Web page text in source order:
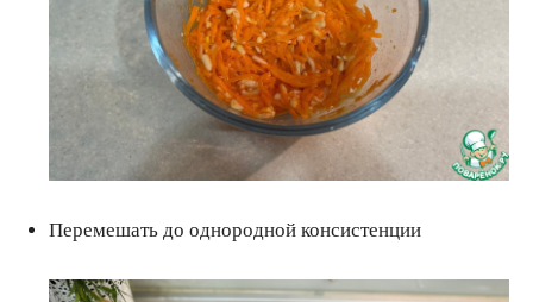
Перемешать до однородной консистенции